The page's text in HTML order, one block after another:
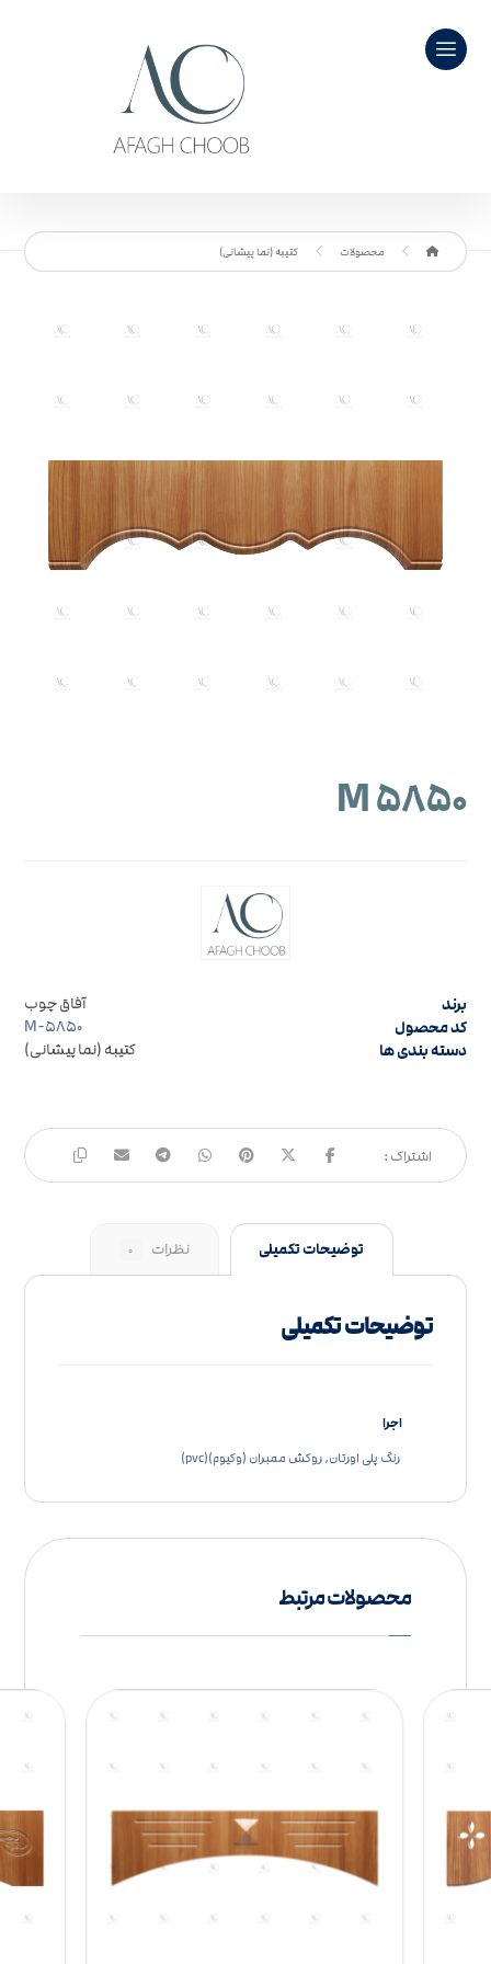
محصولات کتیبه (نما پیشانی)
M ۵۸۵۰
برند آفاق چوب
کد محصول M-۵۸۵۰
دسته بندی ها کتیبه (نما پیشانی)
توضیحات تکمیلی نظرات ۰
توضیحات تکمیلی
اجرا
رنگ پلی اورتان, روکش ممبران (وکیوم)(pvc)
محصولات مرتبط